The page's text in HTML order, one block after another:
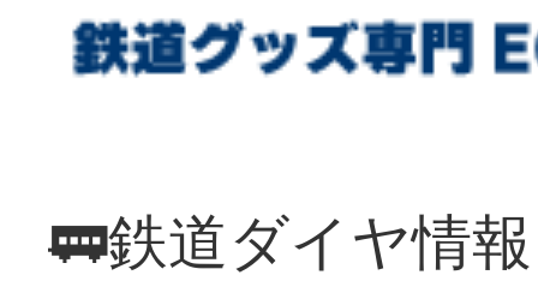
🚃鉄道ダイヤ情